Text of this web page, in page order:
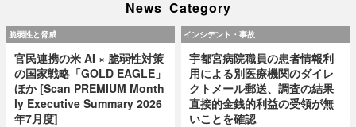
News Category
脆弱性と脅威
官民連携の米 AI × 脆弱性対策
の国家戦略「GOLD EAGLE」
ほか [Scan PREMIUM Month
ly Executive Summary 2026
年7月度]
インシデント・事故
宇都宮病院職員の患者情報利
用による別医療機関のダイレ
クトメール郵送、調査の結果
直接的金銭的利益の受領が無
いことを確認